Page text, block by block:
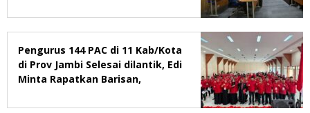
Pengurus 144 PAC di 11 Kab/Kota
di Prov Jambi Selesai dilantik, Edi
Minta Rapatkan Barisan,